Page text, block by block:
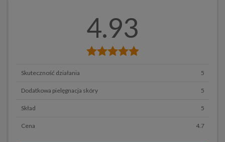
4.93
Skuteczność działania 5
Dodatkowa pielęgnacja skóry 5
Skład 5
Cena 4.7